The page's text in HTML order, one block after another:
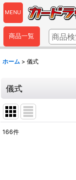
MENU
商品一覧
ホーム > 儀式
儀式
166件